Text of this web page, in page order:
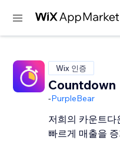
Wix 인증
Countdown
-PurpleBear
저희의 카운트다
빠르게 매출을